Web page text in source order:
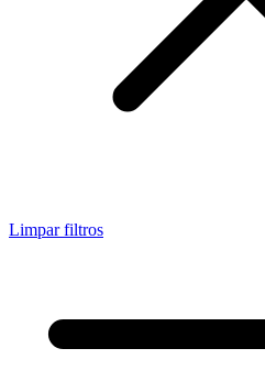
Limpar filtros